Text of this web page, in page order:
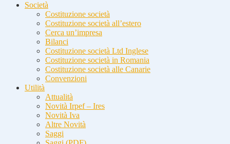
Società
Costituzione società
Costituzione società all’estero
Cerca un’impresa
Bilanci
Costituzione società Ltd Inglese
Costituzione società in Romania
Costituzione società alle Canarie
Convenzioni
Utilità
Attualità
Novità Irpef – Ires
Novità Iva
Altre Novità
Saggi